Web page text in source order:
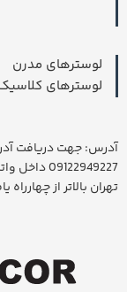
لوسترهای مدرن
لوسترهای
آدرس: جهت دریافت
09122949227 داخل واتسپ پیام بدهید.
تهران بالاتر از چهارراه